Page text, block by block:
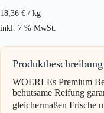
18,36 € / kg
inkl. 7 % MwSt.
Produktbeschreibung
WOERLEs Premium
behutsame Reifung
gleichermaßen Frische